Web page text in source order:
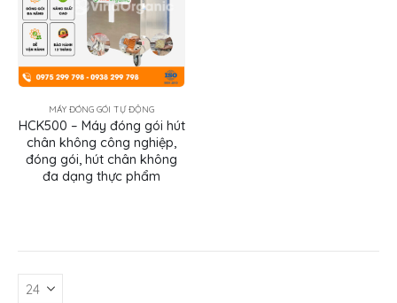
MÁY ĐÓNG GÓI TỰ ĐỘNG
HCK500 – Máy đóng gói hút
chân không công nghiệp,
đóng gói, hút chân không
đa dạng thực phẩm